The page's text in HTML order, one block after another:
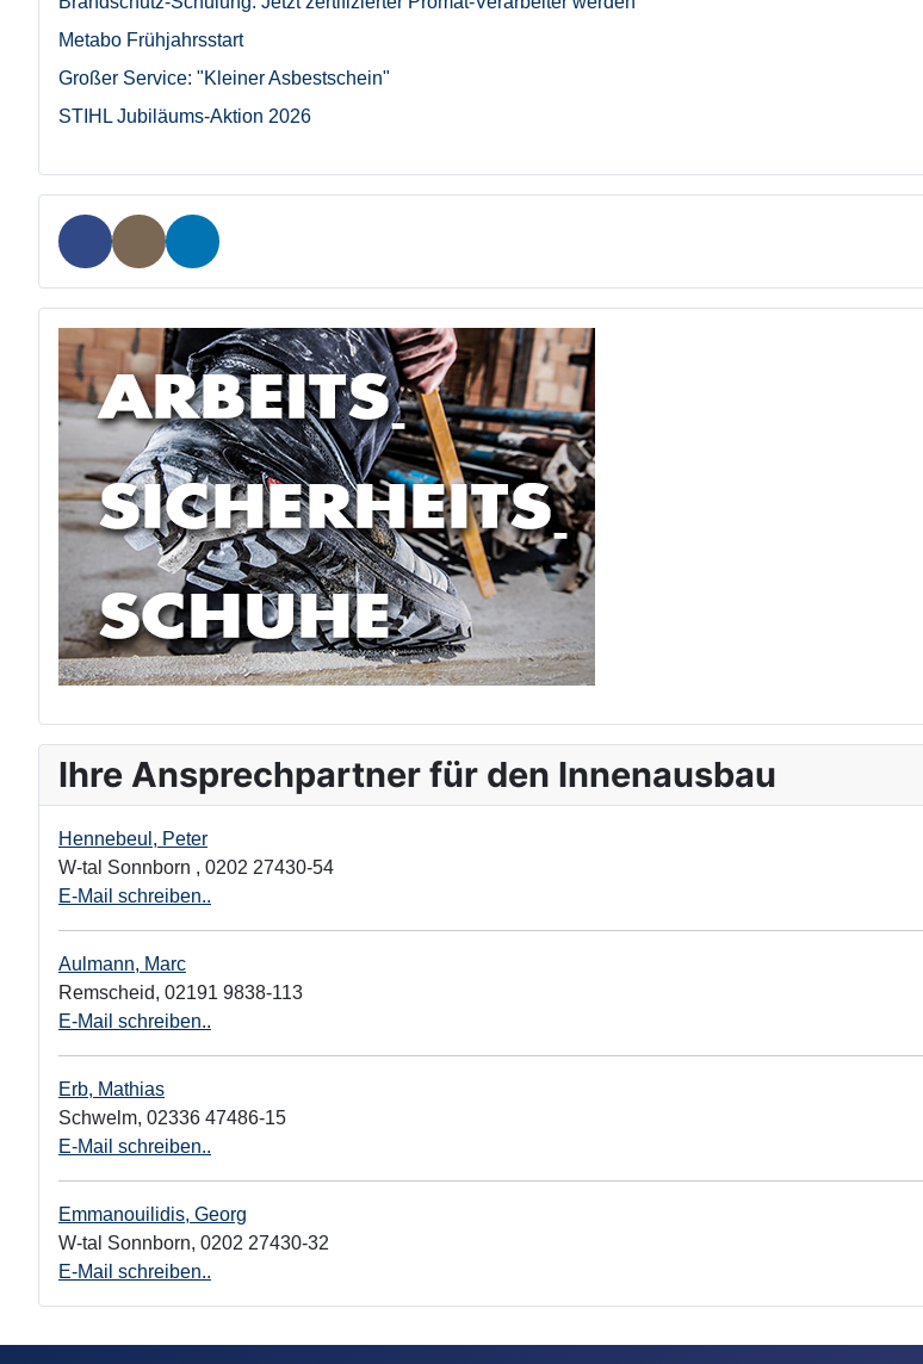
Metabo Frühjahrsstart
Großer Service: "Kleiner Asbestschein"
STIHL Jubiläums-Aktion 2026
Ihre Ansprechpartner für den Innenausbau
Hennebeul, Peter
W-tal Sonnborn , 0202 27430-54
E-Mail schreiben..
Aulmann, Marc
Remscheid, 02191 9838-113
E-Mail schreiben..
Erb, Mathias
Schwelm, 02336 47486-15
E-Mail schreiben..
Emmanouilidis, Georg
W-tal Sonnborn, 0202 27430-32
E-Mail schreiben..